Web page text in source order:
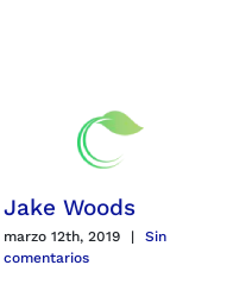
Jake Woods
marzo 12th, 2019 |
Sin
comentarios